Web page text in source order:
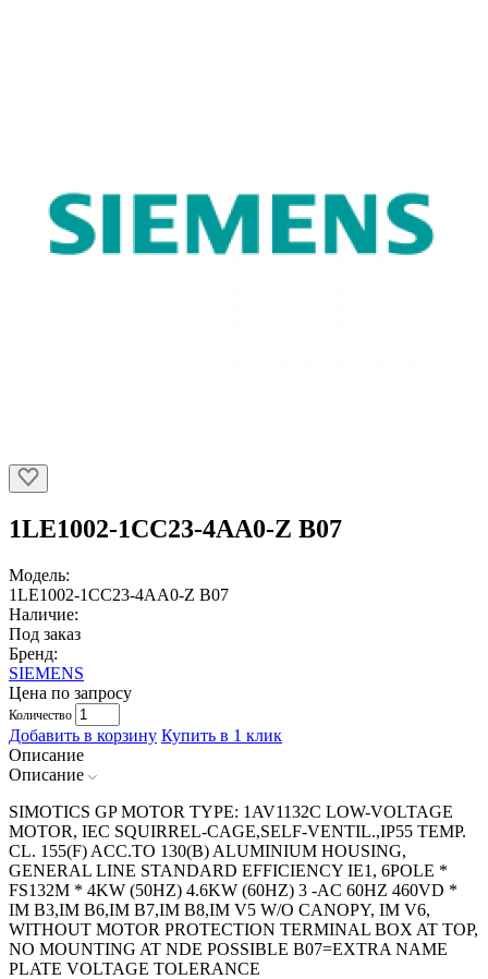
1LE1002-1CC23-4AA0-Z B07
Модель:
1LE1002-1CC23-4AA0-Z B07
Наличие:
Под заказ
Бренд:
SIEMENS
Цена по запросу
Количество
Добавить в корзину Купить в 1 клик
Описание
Описание
SIMOTICS GP MOTOR TYPE: 1AV1132C LOW-VOLTAGE
MOTOR, IEC SQUIRREL-CAGE,SELF-VENTIL.,IP55 TEMP.
CL. 155(F) ACC.TO 130(B) ALUMINIUM HOUSING,
GENERAL LINE STANDARD EFFICIENCY IE1, 6POLE *
FS132M * 4KW (50HZ) 4.6KW (60HZ) 3 -AC 60HZ 460VD *
IM B3,IM B6,IM B7,IM B8,IM V5 W/O CANOPY, IM V6,
WITHOUT MOTOR PROTECTION TERMINAL BOX AT TOP,
NO MOUNTING AT NDE POSSIBLE B07=EXTRA NAME
PLATE VOLTAGE TOLERANCE